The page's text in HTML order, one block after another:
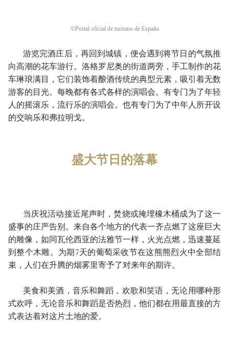
©Portal oficial de turismo de España
游览完酒庄后，再回到城镇，便会遇到将节日的气氛推
向高潮的花车游行。洛格罗尼奥的街道两旁，手工制作的花
车琳琅满目，它们装饰着酿酒传统的典型元素，吸引着无数
游客的目光。每晚都有各式各样的演唱会。有专门为了年轻
人的摇滚乐，流行乐的演唱会。也有专门为了中年人所开设
的交响乐和弗拉明戈。
盛大节日的落幕
当庆祝活动接近尾声时，焚烧或掩埋橡木桶成为了这一
盛事的庄严告别。来自各个地方的代表一齐点燃了这座巨大
的雕像，如同瓦伦西亚的法雅节一样，火光点燃，迅速蔓延
到整个木雕。为期7天的葡萄采收节在这熊熊烈火中全部结
束，人们在升腾的烟雾里寄予了对来年的期许。
美食和美酒，音乐和舞蹈，欢歌和笑语，无论用哪种形
式欢呼，无论音乐和舞蹈是否热烈，他们都在用最直接的方
式表达着对这片土地的爱。